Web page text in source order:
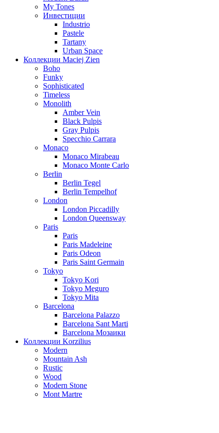
My Tones
Инвестиции
Industrio
Pastele
Tartany
Urban Space
Коллекции Maciej Zien
Boho
Funky
Sophisticated
Timeless
Monolith
Amber Vein
Black Pulpis
Gray Pulpis
Specchio Carrara
Monaco
Monaco Mirabeau
Monaco Monte Carlo
Berlin
Berlin Tegel
Berlin Tempelhof
London
London Piccadilly
London Queensway
Paris
Paris
Paris Madeleine
Paris Odeon
Paris Saint Germain
Tokyo
Tokyo Kori
Tokyo Meguro
Tokyo Mita
Barcelona
Barcelona Palazzo
Barcelona Sant Marti
Barcelona Мозаики
Коллекции Korzilius
Modern
Mountain Ash
Rustic
Wood
Modern Stone
Mont Martre